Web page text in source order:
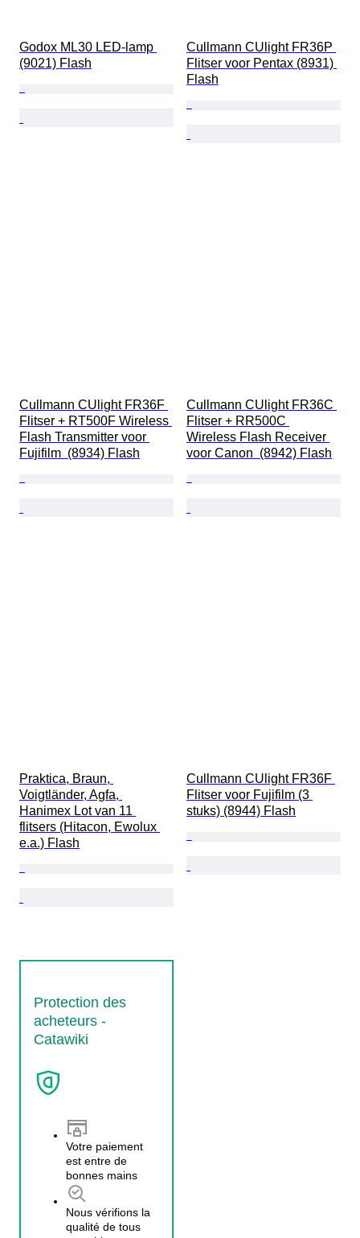
Godox ML30 LED-lamp
(9021) Flash
Cullmann CUlight FR36P
Flitser voor Pentax (8931)
Flash
Cullmann CUlight FR36F
Flitser + RT500F Wireless
Flash Transmitter voor
Fujifilm  (8934) Flash
Cullmann CUlight FR36C
Flitser + RR500C
Wireless Flash Receiver
voor Canon  (8942) Flash
Praktica, Braun,
Voigtländer, Agfa,
Hanimex Lot van 11
flitsers (Hitacon, Ewolux
e.a.) Flash
Cullmann CUlight FR36F
Flitser voor Fujifilm (3
stuks) (8944) Flash
Protection des
acheteurs -
Catawiki
Votre paiement
est entre de
bonnes mains
Nous vérifions la
qualité de tous